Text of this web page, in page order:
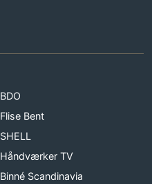
BDO
Flise Bent
SHELL
Håndværker TV
Binné Scandinavia